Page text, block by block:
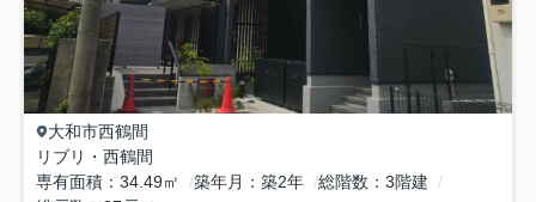
大和市西鶴間
リブリ・西鶴間
専有面積
34.49㎡ 築年月 築2年 総階数
3階建